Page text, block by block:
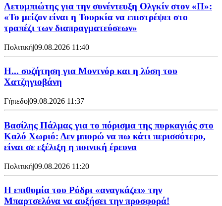
Λετυμπιώτης για την συνέντευξη Ολγκίν στον «Π»:
«Το μείζον είναι η Τουρκία να επιστρέψει στο
τραπέζι των διαπραγματεύσεων»
Πολιτική|09.08.2026 11:40
Η... συζήτηση για Μοντνόρ και η λύση του
Χατζηγιοβάνη
Γήπεδο|09.08.2026 11:37
Βασίλης Πάλμας για το πόρισμα της πυρκαγιάς στο
Καλό Χωριό: Δεν μπορώ να πω κάτι περισσότερο,
είναι σε εξέλιξη η ποινική έρευνα
Πολιτική|09.08.2026 11:20
Η επιθυμία του Ρόδρι «αναγκάζει» την
Μπαρτσελόνα να αυξήσει την προσφορά!